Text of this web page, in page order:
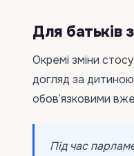
Для батьків
Окремі зміни
догляд за
обов’язковими
Під час